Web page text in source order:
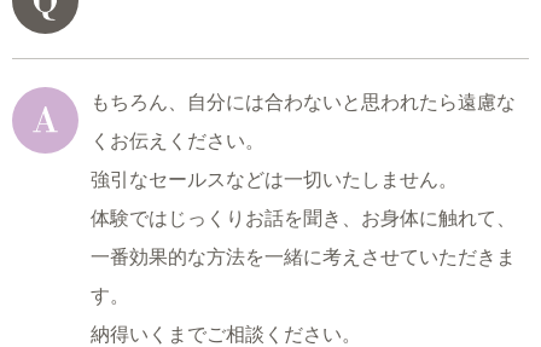
もちろん、自分には合わないと思われたら遠慮な
くお伝えください。
強引なセールスなどは一切いたしません。
体験ではじっくりお話を聞き、お身体に触れて、
一番効果的な方法を一緒に考えさせていただきま
す。
納得いくまでご相談ください。